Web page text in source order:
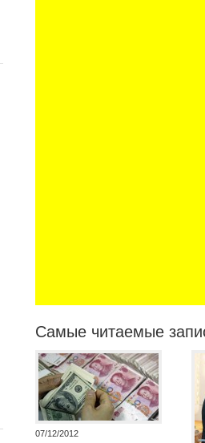
Самые читаемые
07/12/2012